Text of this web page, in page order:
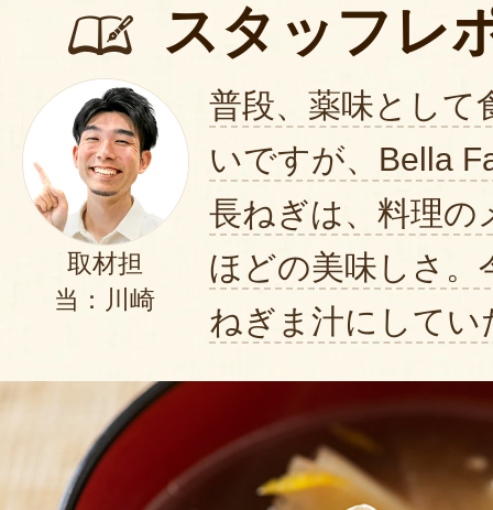
スタッフレ
取材担
当：川崎
普段、薬味として
いですが、Bella
長ねぎは、料理の
ほどの美味しさ。
ねぎま汁にしてい